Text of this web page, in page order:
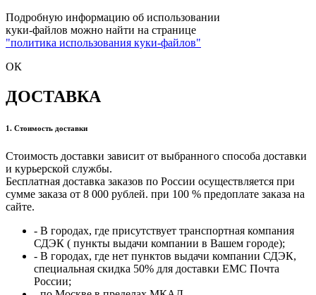
Подробную информацию об использовании
куки-файлов можно найти на странице
"политика использования куки-файлов"
ОК
ДОСТАВКА
1. Стоимость доставки
Стоимость доставки зависит от выбранного способа доставки
и курьерской службы.
Бесплатная доставка заказов по России осуществляется при
сумме заказа от 8 000 рублей. при 100 % предоплате заказа на
сайте.
- В городах, где присутствует транспортная компания
СДЭК ( пункты выдачи компании в Вашем городе);
- В городах, где нет пунктов выдачи компании СДЭК,
специальная скидка 50% для доставки ЕМС Почта
России;